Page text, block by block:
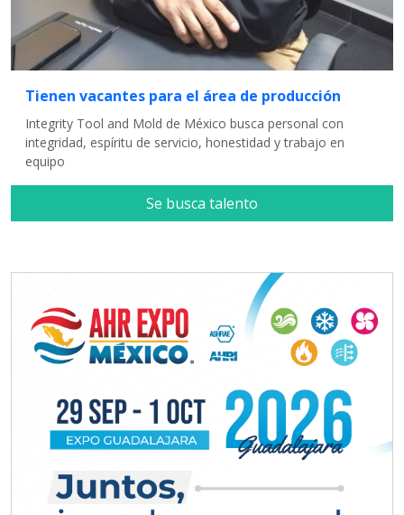
Tienen vacantes para el área de producción
Integrity Tool and Mold de México busca personal con
integridad, espíritu de servicio, honestidad y trabajo en
equipo
Se busca talento